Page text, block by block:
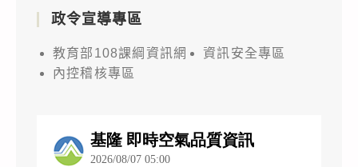
政令宣導專區
教育部108課綱資訊網
資訊安全專區
內控稽核專區